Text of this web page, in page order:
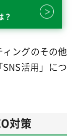
？
ングのその他
活用」につ
対策